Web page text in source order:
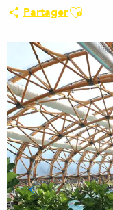
PartagerAjouter